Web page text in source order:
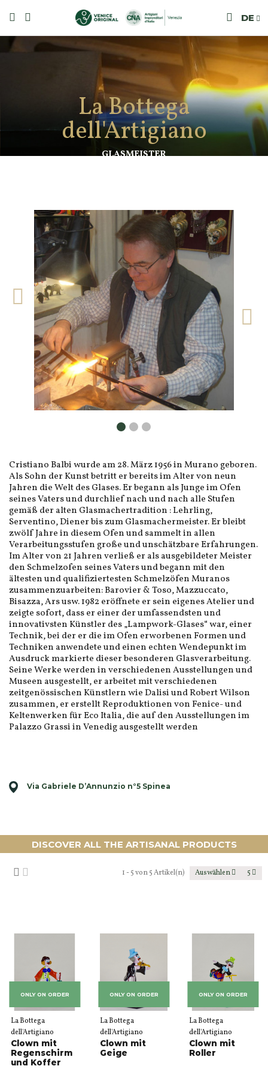
DE
La Bottega
dell'Artigiano
GLASMEISTER
Cristiano Balbi wurde am 28. März 1956 in Murano geboren.
Als Sohn der Kunst betritt er bereits im Alter von neun
Jahren die Welt des Glases. Er begann als Junge im Ofen
seines Vaters und durchlief nach und nach alle Stufen
gemäß der alten Glasmachertradition : Lehrling,
Serventino, Diener bis zum Glasmachermeister. Er bleibt
zwölf Jahre in diesem Ofen und sammelt in allen
Verarbeitungsstufen große und unschätzbare Erfahrungen.
Im Alter von 21 Jahren verließ er als ausgebildeter Meister
den Schmelzofen seines Vaters und begann mit den
ältesten und qualifiziertesten Schmelzöfen Muranos
zusammenzuarbeiten: Barovier & Toso, Mazzuccato,
Bisazza, Ars usw. 1982 eröffnete er sein eigenes Atelier und
zeigte sofort, dass er einer der umfassendsten und
innovativsten Künstler des „Lampwork-Glases“ war, einer
Technik, bei der er die im Ofen erworbenen Formen und
Techniken anwendete und einen echten Wendepunkt im
Ausdruck markierte dieser besonderen Glasverarbeitung.
Seine Werke werden in verschiedenen Ausstellungen und
Museen ausgestellt, er arbeitet mit verschiedenen
zeitgenössischen Künstlern wie Dalisi und Robert Wilson
zusammen, er erstellt Reproduktionen von Fenice- und
Keltenwerken für Eco Italia, die auf den Ausstellungen im
Palazzo Grassi in Venedig ausgestellt werden
Via Gabriele D’Annunzio n°5 Spinea
DISCOVER ALL THE ARTISANAL PRODUCTS
1 - 5 von 5 Artikel(n) Auswählen 5
ONLY ON ORDER
La Bottega
dell'Artigiano
Clown mit
Regenschirm
und Koffer
ONLY ON ORDER
La Bottega
dell'Artigiano
Clown mit
Geige
ONLY ON ORDER
La Bottega
dell'Artigiano
Clown mit
Roller